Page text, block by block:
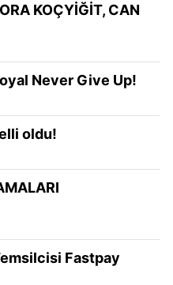
KOÇYİĞİT, CAN
Never Give Up!
oldu!
Fastpay